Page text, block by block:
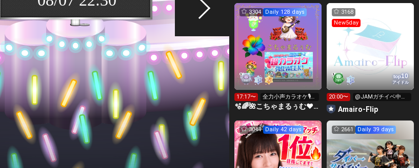
3304 Daily 128 days
17:17〜
全力小声カラオケ🎙️1
wで333曲目標✨️🎶
🫧🌈🌺こちゃまるぅむ❤☀️🪕育児中️🪄7周年🫧
top10
アイドル
3168
New5day
20:00〜
@JAMガチイベ中❤️‍🔥
キラ星求む🥹🥹
Amairo-Flip
3044 Daily 42 days 2661 Daily 39 days